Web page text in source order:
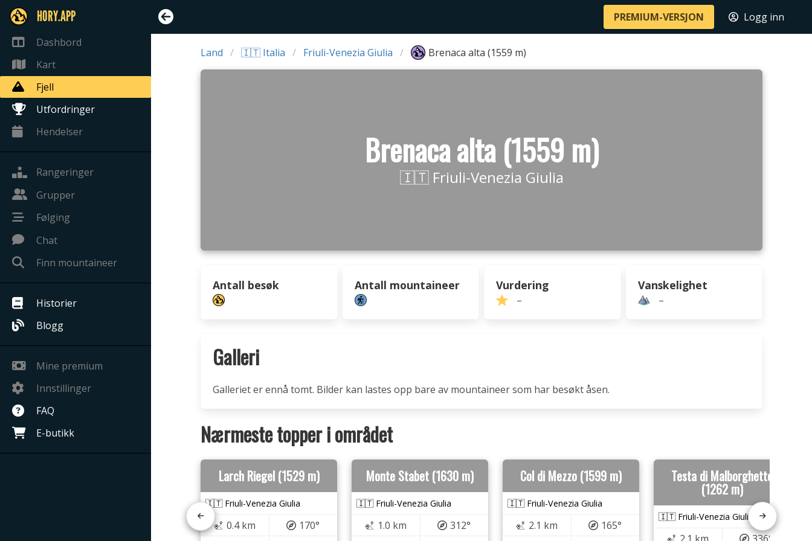
HORY.APP
Dashbord
Kart
Fjell
Utfordringer
Hendelser
Rangeringer
Grupper
Følging
Chat
Finn mountaineer
Historier
Blogg
Mine premium
Innstillinger
FAQ
E-butikk
PREMIUM-VERSJON Logg inn
Land 🇮🇹 Italia Friuli-Venezia Giulia Brenaca alta (1559 m)
Brenaca alta (1559 m)
🇮🇹 Friuli-Venezia Giulia
Antall besøk Antall mountaineer Vurdering
–
Vanskelighet
–
Galleri
Galleriet er ennå tomt. Bilder kan lastes opp bare av mountaineer som har besøkt åsen.
Nærmeste topper i området
Larch Riegel (1529 m)
🇮🇹 Friuli-Venezia Giulia
0.4 km
170°
Monte Stabet (1630 m)
🇮🇹 Friuli-Venezia Giulia
1.0 km
312°
Col di Mezzo (1599 m)
🇮🇹 Friuli-Venezia Giulia
2.1 km
165°
Testa di Malborghetto
(1262 m)
🇮🇹 Friuli-Venezia Giulia